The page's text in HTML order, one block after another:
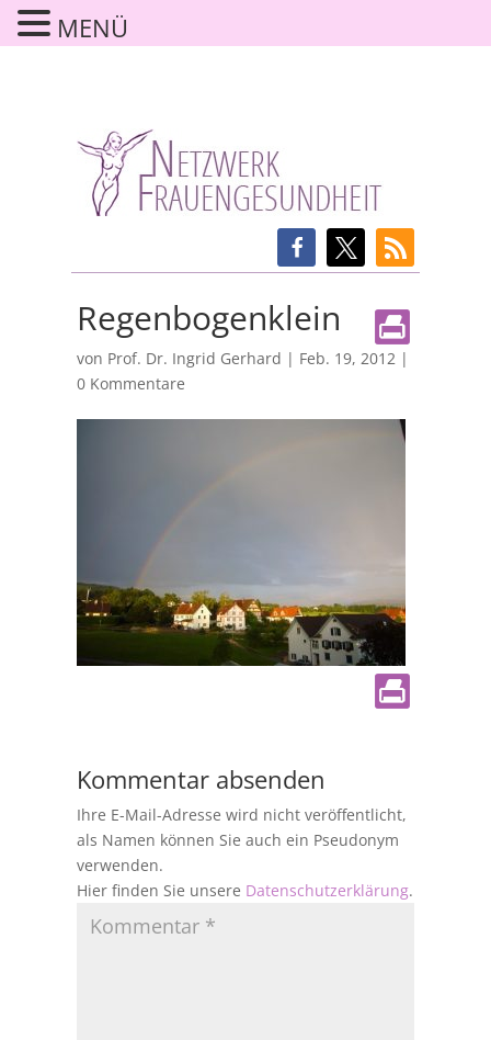
Regenbogenklein
von Prof. Dr. Ingrid Gerhard | Feb. 19, 2012 |
0 Kommentare
Kommentar absenden
Ihre E-Mail-Adresse wird nicht veröffentlicht,
als Namen können Sie auch ein Pseudonym
verwenden.
Hier finden Sie unsere Datenschutzerklärung.
MENÜ